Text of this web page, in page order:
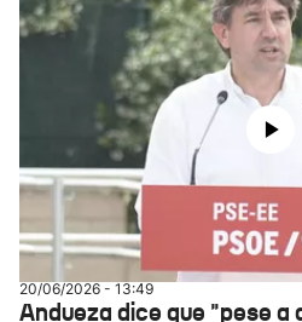
20/06/2026 - 13:49
Andueza dice que "pese a